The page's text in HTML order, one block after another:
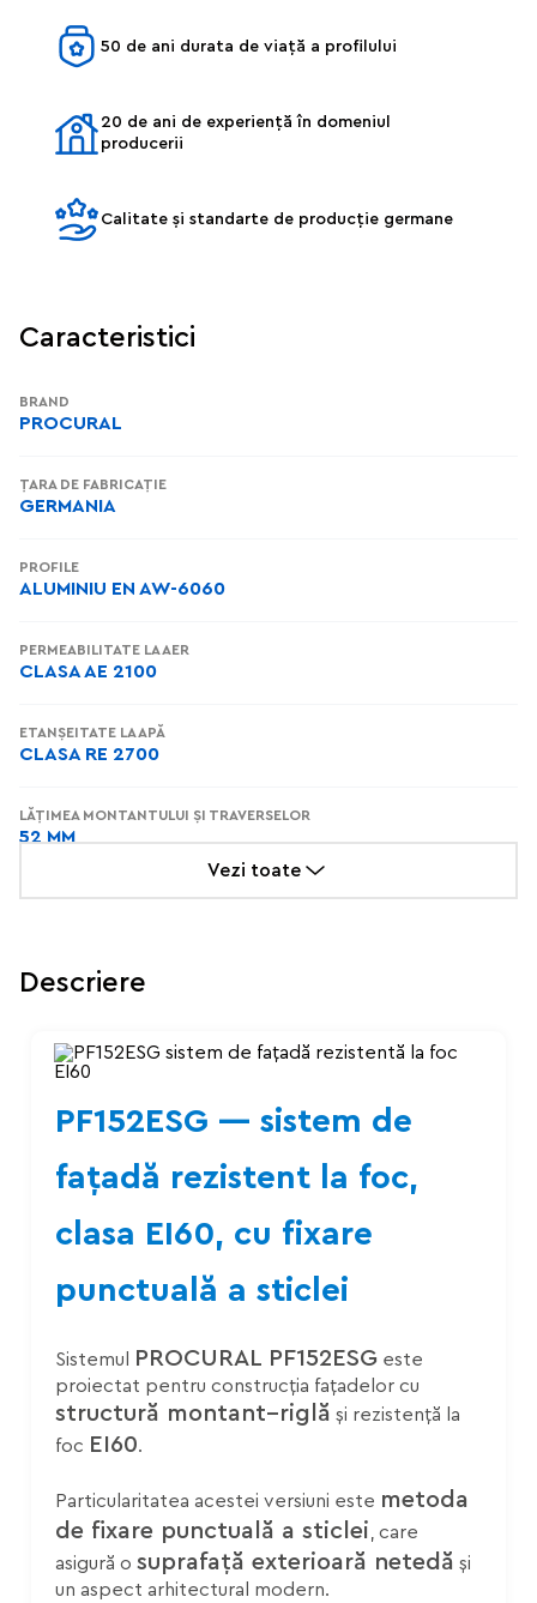
50 de ani durata de viață a profilului
20 de ani de experiență în domeniul
producerii
Calitate și standarte de producție germane
Caracteristici
BRAND
PROCURAL
ȚARA DE FABRICAȚIE
GERMANIA
PROFILE
ALUMINIU EN AW-6060
PERMEABILITATE LA AER
CLASA AE 2100
ETANȘEITATE LA APĂ
CLASA RE 2700
LĂȚIMEA MONTANTULUI ȘI TRAVERSELOR
52 MM
ADÂNCIMEA MONTANȚILOR ȘI TRAVERSELOR
Vezi toate
Descriere
PF152ESG — sistem de
fațadă rezistent la foc,
clasa EI60, cu fixare
punctuală a sticlei
Sistemul PROCURAL PF152ESG este
proiectat pentru construcția fațadelor cu
structură montant–riglă și rezistență la
foc EI60.
Particularitatea acestei versiuni este metoda
de fixare punctuală a sticlei , care
asigură o suprafață exterioară netedă și
un aspect arhitectural modern.